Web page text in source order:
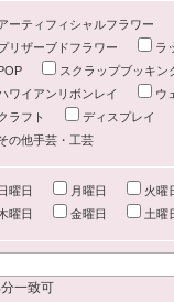
ーティフィシャルフラワー
リザーブドフラワー
ラ
スクラップブッキン
ワイアンリボンレイ
ウ
ラフト
ディスプレイ
の他手芸・工芸
曜日 月曜日 火曜
曜日
金曜日 土曜
一致可